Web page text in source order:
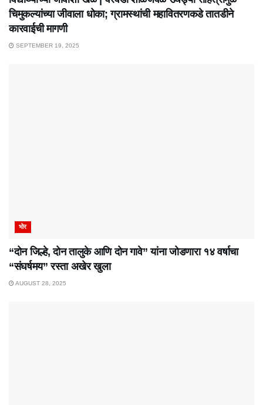
चिमुकल्यांच्या जीवाला धोका; ग्रामस्थांची महावितरणकडे तातडीने
कारवाईची मागणी
SEPTEMBER 19, 2025
भोर
“दोन जिल्हे, दोन तालुके आणि दोन गावे” यांना जोडणारा १४ वर्षाचा
“संघर्षमय” रस्ता अखेर खुला
AUGUST 28, 2025